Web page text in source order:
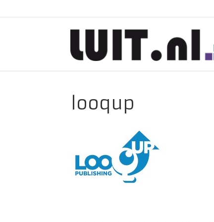
looqup